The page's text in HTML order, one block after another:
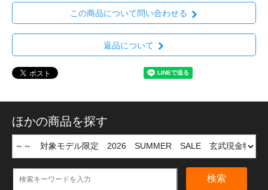
この商品について問い合わせる
返品について
ほかの商品を探す
検索